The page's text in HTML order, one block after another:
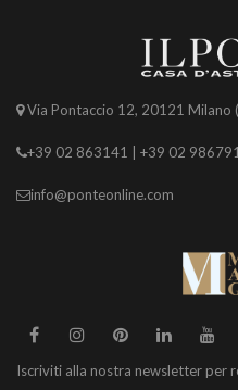
Via Pontaccio 12, 20121 Milano
+39 02 863141 | +39 02 986791
info@ponteonline.com
Iscriviti alla nostra newsletter per